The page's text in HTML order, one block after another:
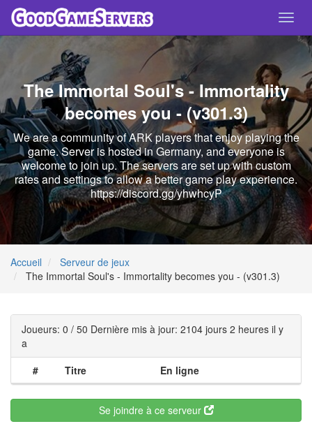
The Immortal Soul's - Immortality
becomes you - (v301.3)
We are a community of ARK players that enjoy playing the
game. Server is hosted in Germany, and everyone is
welcome to join up. The servers are set up with custom
rates and settings to allow a better game play experience.
https://discord.gg/yhwhcyP
Accueil
Serveur de jeux
The Immortal Soul's - Immortality becomes you - (v301.3)
Joueurs: 0 / 50 Dernière mis à jour: 2104 jours 2 heures il y
a
#
Titre En ligne
Se joindre à ce serveur